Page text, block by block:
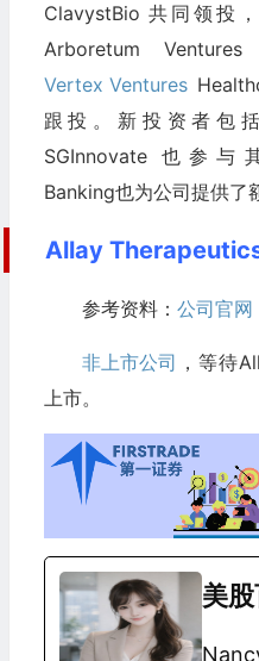
ClavystBio 共同领投
Arboretum
Vertex Ventures
跟投。新投资者包
SGInnovate 也参与
Banking也为公司提供了
Allay
参考资料： 公司官网
非上市公司 ，等待
上市。
美